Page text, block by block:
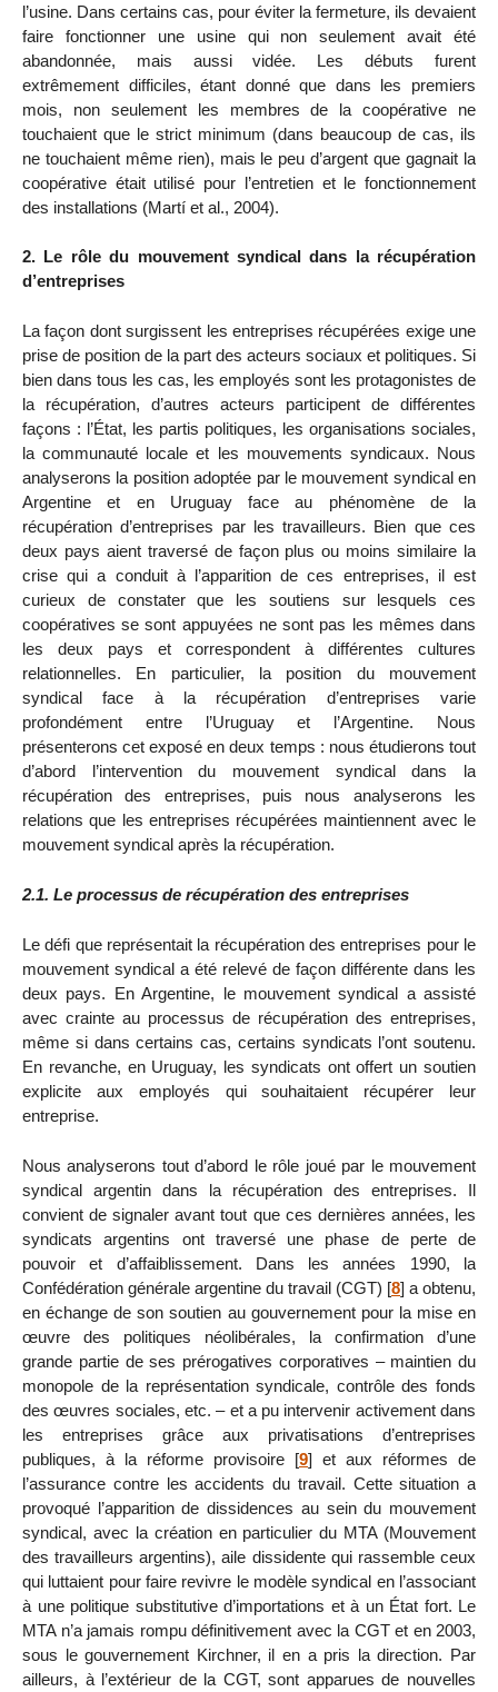
l’usine. Dans certains cas, pour éviter la fermeture, ils devaient
faire fonctionner une usine qui non seulement avait été
abandonnée, mais aussi vidée. Les débuts furent
extrêmement difficiles, étant donné que dans les premiers
mois, non seulement les membres de la coopérative ne
touchaient que le strict minimum (dans beaucoup de cas, ils
ne touchaient même rien), mais le peu d’argent que gagnait la
coopérative était utilisé pour l’entretien et le fonctionnement
des installations (Martí et al., 2004).
2. Le rôle du mouvement syndical dans la récupération
d’entreprises
La façon dont surgissent les entreprises récupérées exige une
prise de position de la part des acteurs sociaux et politiques. Si
bien dans tous les cas, les employés sont les protagonistes de
la récupération, d’autres acteurs participent de différentes
façons : l’État, les partis politiques, les organisations sociales,
la communauté locale et les mouvements syndicaux. Nous
analyserons la position adoptée par le mouvement syndical en
Argentine et en Uruguay face au phénomène de la
récupération d’entreprises par les travailleurs. Bien que ces
deux pays aient traversé de façon plus ou moins similaire la
crise qui a conduit à l’apparition de ces entreprises, il est
curieux de constater que les soutiens sur lesquels ces
coopératives se sont appuyées ne sont pas les mêmes dans
les deux pays et correspondent à différentes cultures
relationnelles. En particulier, la position du mouvement
syndical face à la récupération d’entreprises varie
profondément entre l’Uruguay et l’Argentine. Nous
présenterons cet exposé en deux temps : nous étudierons tout
d’abord l’intervention du mouvement syndical dans la
récupération des entreprises, puis nous analyserons les
relations que les entreprises récupérées maintiennent avec le
mouvement syndical après la récupération.
2.1. Le processus de récupération des entreprises
Le défi que représentait la récupération des entreprises pour le
mouvement syndical a été relevé de façon différente dans les
deux pays. En Argentine, le mouvement syndical a assisté
avec crainte au processus de récupération des entreprises,
même si dans certains cas, certains syndicats l’ont soutenu.
En revanche, en Uruguay, les syndicats ont offert un soutien
explicite aux employés qui souhaitaient récupérer leur
entreprise.
Nous analyserons tout d’abord le rôle joué par le mouvement
syndical argentin dans la récupération des entreprises. Il
convient de signaler avant tout que ces dernières années, les
syndicats argentins ont traversé une phase de perte de
pouvoir et d’affaiblissement. Dans les années 1990, la
Confédération générale argentine du travail (CGT) [8] a obtenu,
en échange de son soutien au gouvernement pour la mise en
œuvre des politiques néolibérales, la confirmation d’une
grande partie de ses prérogatives corporatives – maintien du
monopole de la représentation syndicale, contrôle des fonds
des œuvres sociales, etc. – et a pu intervenir activement dans
les entreprises grâce aux privatisations d’entreprises
publiques, à la réforme provisoire [9] et aux réformes de
l’assurance contre les accidents du travail. Cette situation a
provoqué l’apparition de dissidences au sein du mouvement
syndical, avec la création en particulier du MTA (Mouvement
des travailleurs argentins), aile dissidente qui rassemble ceux
qui luttaient pour faire revivre le modèle syndical en l’associant
à une politique substitutive d’importations et à un État fort. Le
MTA n’a jamais rompu définitivement avec la CGT et en 2003,
sous le gouvernement Kirchner, il en a pris la direction. Par
ailleurs, à l’extérieur de la CGT, sont apparues de nouvelles